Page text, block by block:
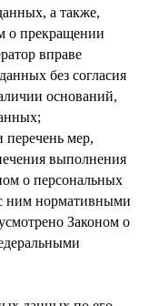
а также,
о прекращении
вправе
без согласия
оснований,
перечень мер,
выполнения
о персональных
ним нормативными
Законом о